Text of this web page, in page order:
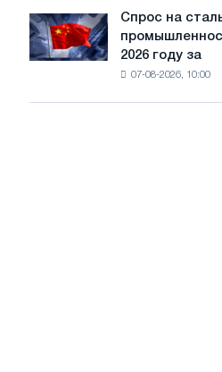
диверсификацию
работе
при
воды
Спрос
на
сталь
Спрос на
2026 году за
07-08-2026, 10:00